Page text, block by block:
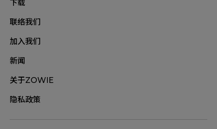
下载
联络我们
加入我们
新闻
关于ZOWIE
隐私政策